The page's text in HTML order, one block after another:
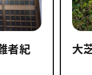
者紀
大